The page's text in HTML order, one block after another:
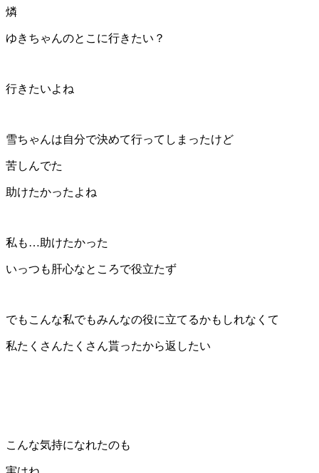
燐
ゆきちゃんのとこに行きたい？
行きたいよね
雪ちゃんは自分で決めて行ってしまったけど
苦しんでた
助けたかったよね
私も…助けたかった
いっつも肝心なところで役立たず
でもこんな私でもみんなの役に立てるかもしれなくて
私たくさんたくさん貰ったから返したい
こんな気持になれたのも